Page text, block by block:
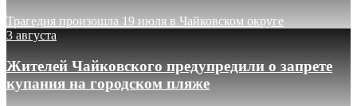
Трагедия произошла 19 июля в Чайковском округе
3 августа
Жителей Чайковского предупредили о запрете
купания на городском пляже